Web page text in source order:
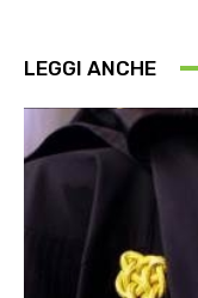
LEGGI ANCHE